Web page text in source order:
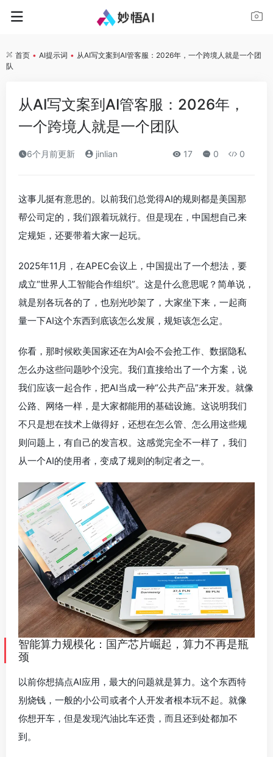
首页 • AI提示词 • 从AI写文案到AI管客服：2026年，一个跨境人就是一个团
队
从AI写文案到AI管客服：2026年，
一个跨境人就是一个团队
6个月前更新 jinlian 17 0 0
这事儿挺有意思的。以前我们总觉得AI的规则都是美国那
帮公司定的，我们跟着玩就行。但是现在，中国想自己来
定规矩，还要带着大家一起玩。
2025年11月，在APEC会议上，中国提出了一个想法，要
成立“世界人工智能合作组织”。这是什么意思呢？简单说，
就是别各玩各的了，也别光吵架了，大家坐下来，一起商
量一下AI这个东西到底该怎么发展，规矩该怎么定。
你看，那时候欧美国家还在为AI会不会抢工作、数据隐私
怎么办这些问题吵个没完。我们直接给出了一个方案，说
我们应该一起合作，把AI当成一种“公共产品”来开发。就像
公路、网络一样，是大家都能用的基础设施。这说明我们
不只是想在技术上做得好，还想在怎么管、怎么用这些规
则问题上，有自己的发言权。这感觉完全不一样了，我们
从一个AI的使用者，变成了规则的制定者之一。
智能算力规模化：国产芯片崛起，算力不再是瓶
颈
以前你想搞点AI应用，最大的问题就是算力。这个东西特
别烧钱，一般的小公司或者个人开发者根本玩不起。就像
你想开车，但是发现汽油比车还贵，而且还到处都加不
到。